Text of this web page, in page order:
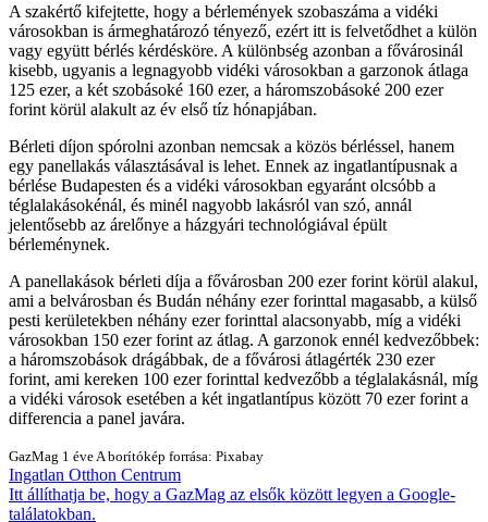
A szakértő kifejtette, hogy a bérlemények szobaszáma a vidéki
városokban is ármeghatározó tényező, ezért itt is felvetődhet a külön
vagy együtt bérlés kérdésköre. A különbség azonban a fővárosinál
kisebb, ugyanis a legnagyobb vidéki városokban a garzonok átlaga
125 ezer, a két szobásoké 160 ezer, a háromszobásoké 200 ezer
forint körül alakult az év első tíz hónapjában.
Bérleti díjon spórolni azonban nemcsak a közös bérléssel, hanem
egy panellakás választásával is lehet. Ennek az ingatlantípusnak a
bérlése Budapesten és a vidéki városokban egyaránt olcsóbb a
téglalakásokénál, és minél nagyobb lakásról van szó, annál
jelentősebb az árelőnye a házgyári technológiával épült
bérleménynek.
A panellakások bérleti díja a fővárosban 200 ezer forint körül alakul,
ami a belvárosban és Budán néhány ezer forinttal magasabb, a külső
pesti kerületekben néhány ezer forinttal alacsonyabb, míg a vidéki
városokban 150 ezer forint az átlag. A garzonok ennél kedvezőbbek:
a háromszobások drágábbak, de a fővárosi átlagérték 230 ezer
forint, ami kereken 100 ezer forinttal kedvezőbb a téglalakásnál, míg
a vidéki városok esetében a két ingatlantípus között 70 ezer forint a
differencia a panel javára.
GazMag 1 éve A borítókép forrása: Pixabay
Ingatlan Otthon Centrum
Itt állíthatja be, hogy a GazMag az elsők között legyen a Google-
találatokban.